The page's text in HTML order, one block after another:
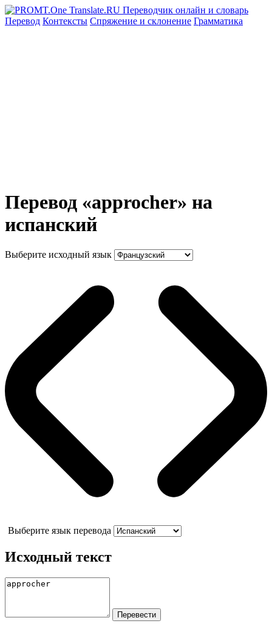
Перевод Контексты Спряжение и склонение Грамматика
Перевод «approcher» на
испанский
Выберите исходный язык
Выберите язык перевода
Исходный текст